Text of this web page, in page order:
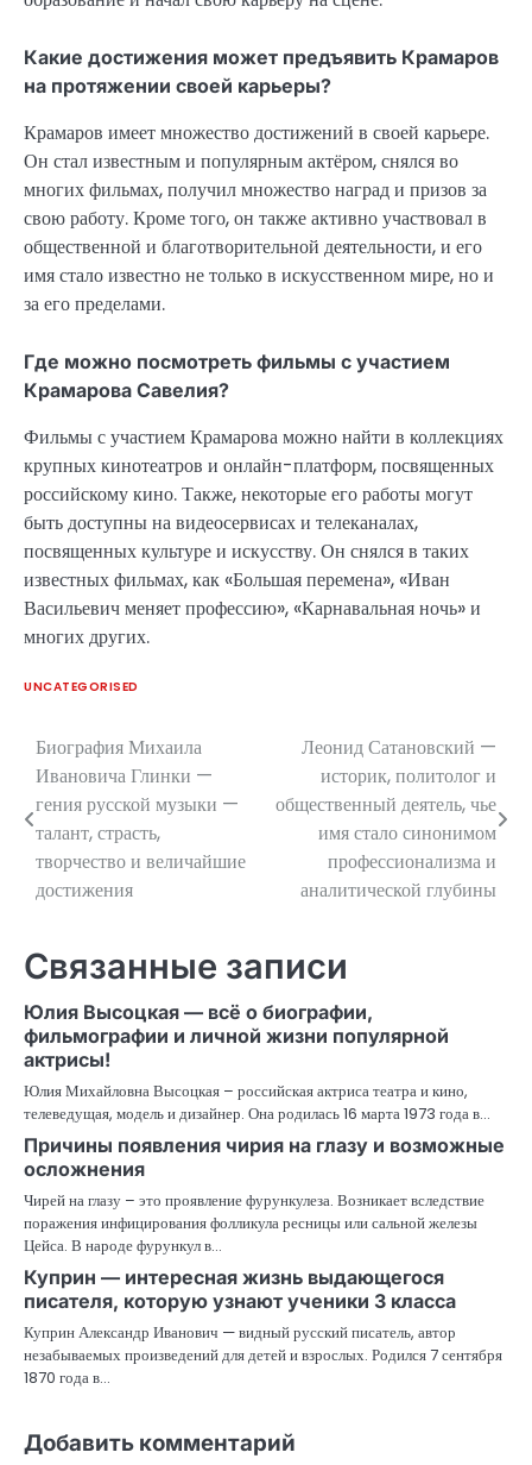
Какие достижения может предъявить Крамаров
на протяжении своей карьеры?
Крамаров имеет множество достижений в своей карьере.
Он стал известным и популярным актёром, снялся во
многих фильмах, получил множество наград и призов за
свою работу. Кроме того, он также активно участвовал в
общественной и благотворительной деятельности, и его
имя стало известно не только в искусственном мире, но и
за его пределами.
Где можно посмотреть фильмы с участием
Крамарова Савелия?
Фильмы с участием Крамарова можно найти в коллекциях
крупных кинотеатров и онлайн-платформ, посвященных
российскому кино. Также, некоторые его работы могут
быть доступны на видеосервисах и телеканалах,
посвященных культуре и искусству. Он снялся в таких
известных фильмах, как «Большая перемена», «Иван
Васильевич меняет профессию», «Карнавальная ночь» и
многих других.
UNCATEGORISED
Навигация
по
записям
Биография Михаила
Ивановича Глинки —
гения русской музыки —
талант, страсть,
творчество и величайшие
достижения
Леонид Сатановский —
историк, политолог и
общественный деятель, чье
имя стало синонимом
профессионализма и
аналитической глубины
Связанные записи
Юлия Высоцкая — всё о биографии,
фильмографии и личной жизни популярной
актрисы!
Юлия Михайловна Высоцкая – российская актриса театра и кино,
телеведущая, модель и дизайнер. Она родилась 16 марта 1973 года в…
Причины появления чирия на глазу и возможные
осложнения
Чирей на глазу – это проявление фурункулеза. Возникает вследствие
поражения инфицирования фолликула ресницы или сальной железы
Цейса. В народе фурункул в…
Куприн — интересная жизнь выдающегося
писателя, которую узнают ученики 3 класса
Куприн Александр Иванович — видный русский писатель, автор
незабываемых произведений для детей и взрослых. Родился 7 сентября
1870 года в…
Добавить комментарий